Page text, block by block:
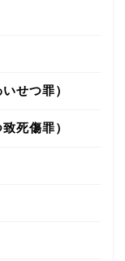
せつ罪）
死傷罪）